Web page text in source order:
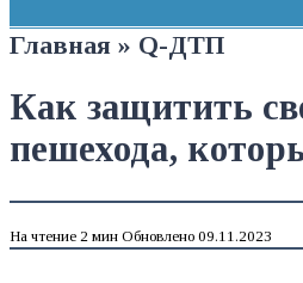
Главная » Q-ДТП
Как защитить
пешехода,
На чтение 2 мин Обновлено 09.11.2023